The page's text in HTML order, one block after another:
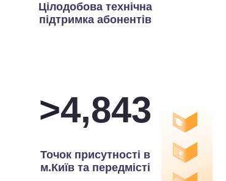
Цілодобова технічна
підтримка абонентів
>4,971
Точок присутності в
м.Київ та передмісті